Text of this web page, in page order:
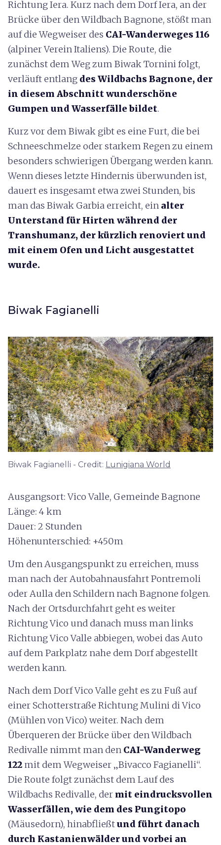
Richtung Iera. Kurz nach dem Dorf Iera, an der
Brücke über den Wildbach Bagnone, stößt man
auf die Wegweiser des CAI-Wanderweges 116
(alpiner Verein Italiens). Die Route, die
zunächst dem Weg zum Biwak Tornini folgt,
verläuft entlang des Wildbachs Bagnone, der
in diesem Abschnitt wunderschöne
Gumpen und Wasserfälle bildet.
Kurz vor dem Biwak gibt es eine Furt, die bei
Schneeschmelze oder starkem Regen zu einem
besonders schwierigen Übergang werden kann.
Wenn dieses letzte Hindernis überwunden ist,
dauert es insgesamt etwa zwei Stunden, bis
man das Biwak Garbia erreicht, ein alter
Unterstand für Hirten während der
Transhumanz, der kürzlich renoviert und
mit einem Ofen und Licht ausgestattet
wurde.
Biwak Fagianelli
Biwak Fagianelli - Credit: Lunigiana World
Ausgangsort: Vico Valle, Gemeinde Bagnone
Länge: 4 km
Dauer: 2 Stunden
Höhenunterschied: +450m
Um den Ausgangspunkt zu erreichen, muss
man nach der Autobahnausfahrt Pontremoli
oder Aulla den Schildern nach Bagnone folgen.
Nach der Ortsdurchfahrt geht es weiter
Richtung Vico und danach muss man links
Richtung Vico Valle abbiegen, wobei das Auto
auf dem Parkplatz nahe dem Dorf abgestellt
werden kann.
Nach dem Dorf Vico Valle geht es zu Fuß auf
einer Schotterstraße Richtung Mulini di Vico
(Mühlen von Vico) weiter. Nach dem
Überqueren der Brücke über den Wildbach
Redivalle nimmt man den CAI-Wanderweg
122 mit dem Wegweiser „Bivacco Fagianelli“.
Die Route folgt zunächst dem Lauf des
Wildbachs Redivalle, der mit eindrucksvollen
Wasserfällen, wie dem des Pungitopo
(Mäusedorn), hinabfließtund führt danach
durch Kastanienwälder und vorbei an